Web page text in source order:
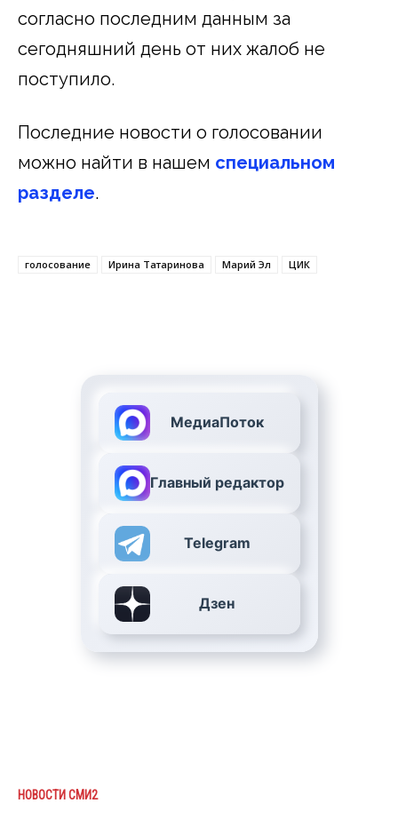
согласно последним данным за
сегодняшний день от них жалоб не
поступило.
Последние новости о голосовании
можно найти в нашем специальном
разделе.
голосование Ирина Татаринова Марий Эл ЦИК
МедиаПоток
Главный редактор
Telegram
Дзен
НОВОСТИ СМИ2